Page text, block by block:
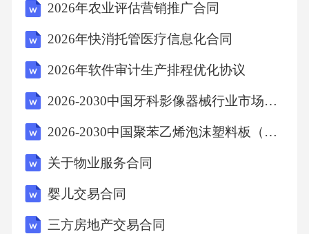
方未按时完成软件开发，应向甲方支付违约
金，违约金按合同约定软件开发总金额的千分
之五每日计算。十八、争议解决十九、合同解
合同：,a.另一方严重违约，经催告后仍未履
行；b.另一方破产、解散、被吊销营业执照等；
c.发生不可抗力，致使合同无法履行。2.合同解
除后，双方应按照合同约定办理相关事宜，包
括但不限于支付已发生的费用、返还预付款
等。二十、通知1.本合同项下的通知，应以书面
2026年农业评估营销推广合同
2026年快消托管医疗信息化合同
2026年软件审计生产排程优化协议
2026-2030中国牙科影像器械行业市场发展现状及发展趋势与投资前景研究报告
2026-2030中国聚苯乙烯泡沫塑料板（XPS）行业发展状况及投资前景趋势报告
关于物业服务合同
婴儿交易合同
三方房地产交易合同